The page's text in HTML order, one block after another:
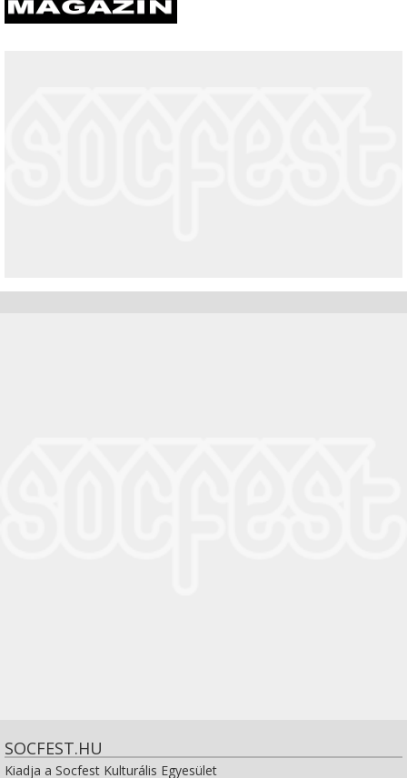
SOCFEST.HU
Kiadja a Socfest Kulturális Egyesület